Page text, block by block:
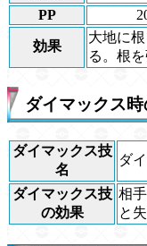
PP
効果
大地に
る。根
ダイマックス
ダイマックス技
名
ダ
ダイマックス技
の効果
相
と